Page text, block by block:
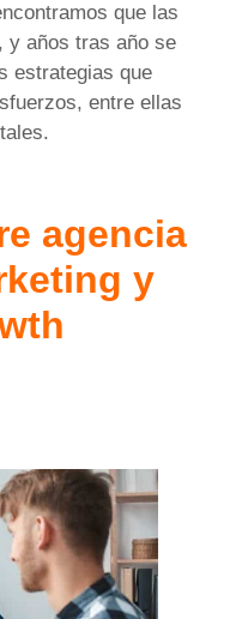
que las
y años tras año se
estrategias que
entre ellas
agencia
y